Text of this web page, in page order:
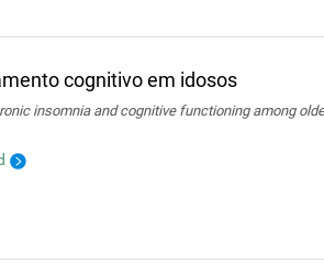
cognitivo em idosos
insomnia and cognitive functioning among